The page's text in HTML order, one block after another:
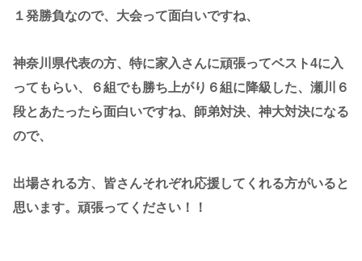
１発勝負なので、大会って面白いですね、
神奈川県代表の方、特に家入さんに頑張ってベスト4に入
ってもらい、６組でも勝ち上がり６組に降級した、瀬川６
段とあたったら面白いですね、師弟対決、神大対決になる
ので、
出場される方、皆さんそれぞれ応援してくれる方がいると
思います。頑張ってください！！